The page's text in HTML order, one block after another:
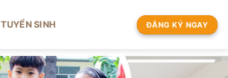
TUYỂN SINH ĐĂNG KÝ NGAY